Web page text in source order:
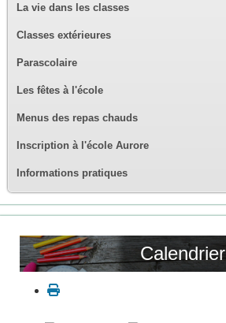
La vie dans les classes
Classes extérieures
Parascolaire
Les fêtes à l'école
Menus des repas chauds
Inscription à l'école Aurore
Informations pratiques
Calendrier